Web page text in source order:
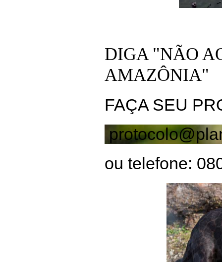
DIGA "NÃO
AMAZÔNIA"
FAÇA SEU
ou telefone: